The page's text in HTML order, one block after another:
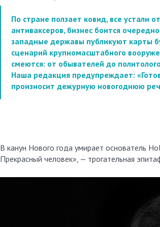
По стране ползает ковид, все устали
антиваксеров, бизнес боится
западные державы публикуют карты
сценарий крупномасштабного
смеются: от обывателей до
Наша редакция предупреждает:
произносит дежурную новогоднюю
В канун Нового года умирает основатель
Прекрасный человек», — трогательная